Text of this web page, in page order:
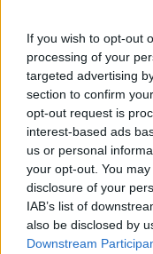
If you wish to opt-out
processing of your
targeted advertising
section to confirm
opt-out request is
interest-based ads
us or personal
your opt-out. You
disclosure of your
IAB’s list of
also be disclosed by
Downstream
τέτοια ‘συζήτηση’ με
άλλωστε, και η
στο κέντρο της πόλης
Ημέρας Νερού».
Από όλους τους
διάσταση του Στόχου
πολιτών και των
και ανθεκτικής
Το διεθνές φόρουμ